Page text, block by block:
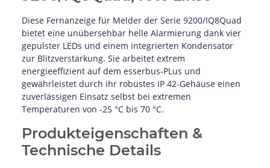
Diese Fernanzeige für Melder der Serie 9200/IQ8Quad
bietet eine unübersehbar helle Alarmierung dank vier
gepulster LEDs und einem integrierten Kondensator
zur Blitzverstärkung. Sie arbeitet extrem
energieeffizient auf dem esserbus-PLus und
gewährleistet durch ihr robustes IP 42-Gehäuse einen
zuverlässigen Einsatz selbst bei extremen
Temperaturen von -25 °C bis 70 °C.
Produkteigenschaften &
Technische Details